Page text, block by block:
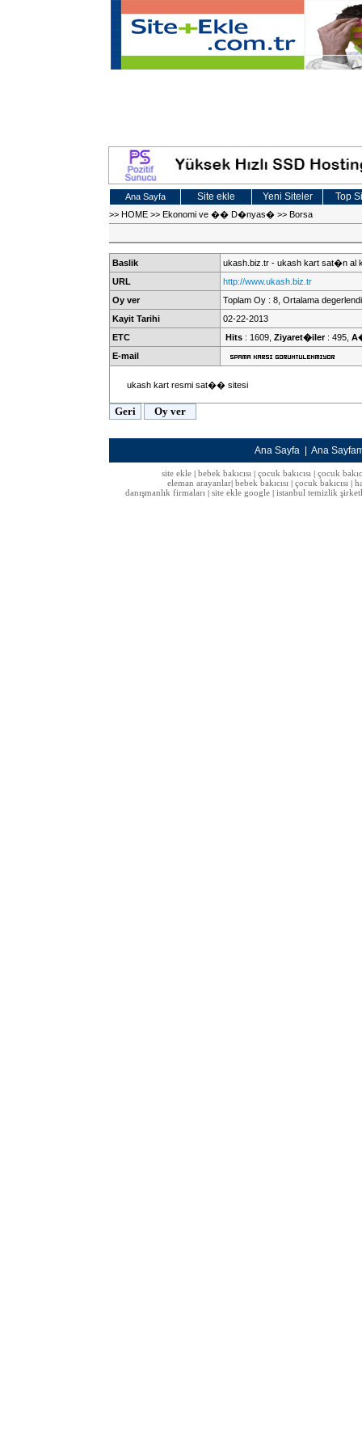
Ana Sayfa Site ekle Yeni Siteler Top
>> HOME >> Ekonomi ve �� D�nyas� >> Borsa
Baslik
ukash.biz.tr - ukash kart sat�n al
URL
http://www.ukash.biz.tr
Oy ver
Toplam Oy : 8, Ortalama
Kayit Tarihi
02-22-2013
ETC
Hits : 1609, Ziyaret�iler: 495,
E-mail
ukash kart resmi sat�� sitesi
Ana Sayfa Ana
site ekle| bebek bakıcısı| çocuk bakıcısı| çocuk
eleman arayanlar bebek bakıcısı çocuk bakıcısı
danışmanlık firmaları
site ekle google istanbul temizlik